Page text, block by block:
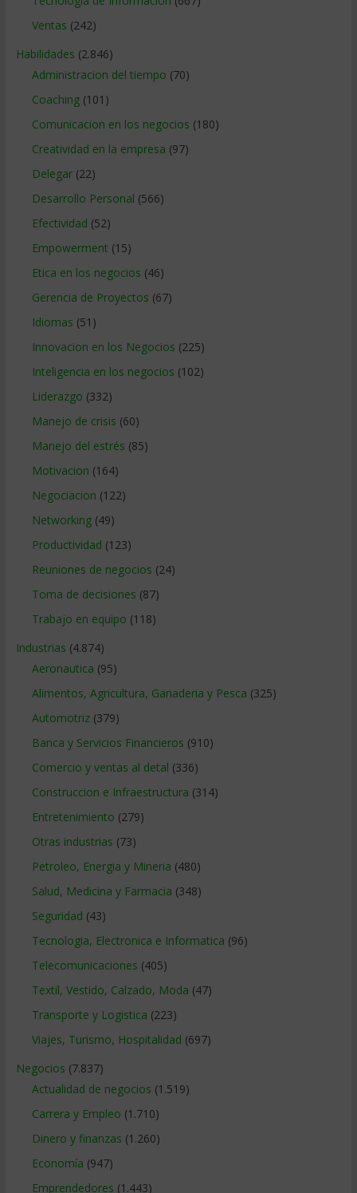
Ventas (242)
Habilidades (2.846)
Administracion del tiempo (70)
Coaching(101)
Comunicacion en los negocios (180)
Creatividad en la empresa (97)
Delegar(22)
Desarrollo Personal (566)
Efectividad (52)
Empowerment (15)
Etica en los negocios (46)
Gerencia de Proyectos (67)
Idiomas (51)
Innovacion en los Negocios (225)
Inteligencia en los negocios (102)
Liderazgo (332)
Manejo de crisis (60)
Manejo del estrés (85)
Motivacion (164)
Negociacion (122)
Networking(49)
Productividad (123)
Reuniones de negocios (24)
Toma de decisiones (87)
Trabajo en equipo (118)
Industrias (4.874)
Aeronautica (95)
Alimentos, Agricultura, Ganaderia y Pesca (325)
Automotriz(379)
Banca y Servicios Financieros (910)
Comercio y ventas al detal (336)
Construccion e Infraestructura (314)
Entretenimiento (279)
Otras industrias (73)
Petroleo, Energia y Mineria (480)
Salud, Medicina y Farmacia (348)
Seguridad (43)
Tecnologia, Electronica e Informatica (96)
Telecomunicaciones (405)
Textil, Vestido, Calzado, Moda (47)
Transporte y Logistica (223)
Viajes, Turismo, Hospitalidad (697)
Negocios (7.837)
Actualidad de negocios (1.519)
Carrera y Empleo (1.710)
Dinero y finanzas (1.260)
Economía (947)
Emprendedores (1.443)